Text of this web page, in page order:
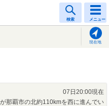
検索 メニュー
現在地
07日20:00現在
那覇市の北約110kmを西に進んでい